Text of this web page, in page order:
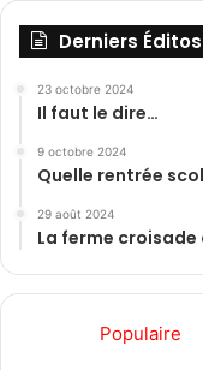
Derniers Éditos
23 octobre 2024
Il faut le dire…
9 octobre 2024
Quelle rentrée
29 août 2024
La ferme
Populaire